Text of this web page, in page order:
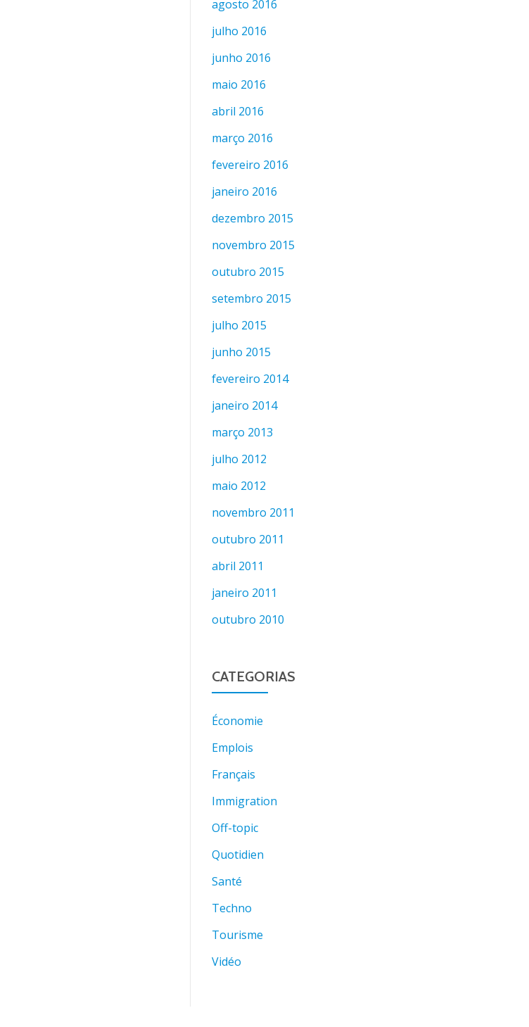
agosto 2016
julho 2016
junho 2016
maio 2016
abril 2016
março 2016
fevereiro 2016
janeiro 2016
dezembro 2015
novembro 2015
outubro 2015
setembro 2015
julho 2015
junho 2015
fevereiro 2014
janeiro 2014
março 2013
julho 2012
maio 2012
novembro 2011
outubro 2011
abril 2011
janeiro 2011
outubro 2010
CATEGORIAS
Économie
Emplois
Français
Immigration
Off-topic
Quotidien
Santé
Techno
Tourisme
Vidéo